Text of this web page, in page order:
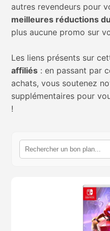
Hardware
Mises à jour
Chiffres de
Rumeurs
Tests et previews
Tests
Autres tests
autres revendeurs pour
meilleures réductions
plus aucune promo sur
Les liens présents sur
affiliés: en passant par
achats, vous soutenez
supplémentaires pour
!